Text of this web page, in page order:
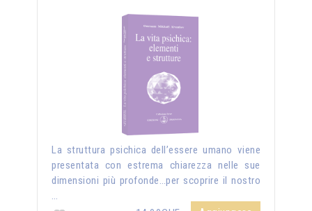
La struttura psichica dell’essere umano viene
presentata con estrema chiarezza nelle sue
dimensioni più profonde…per scoprire il nostro
…